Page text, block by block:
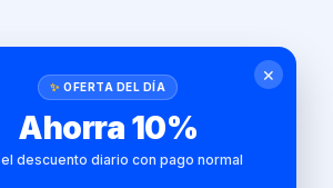
✕
OFERTA DEL DÍA
Ahorra 10%
descuento diario con pago normal